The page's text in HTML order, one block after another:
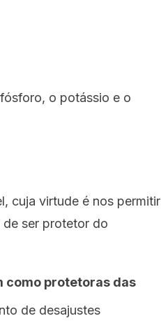
o potássio e o
cuja virtude é nos permitir
de ser protetor do
como protetoras das
de desajustes